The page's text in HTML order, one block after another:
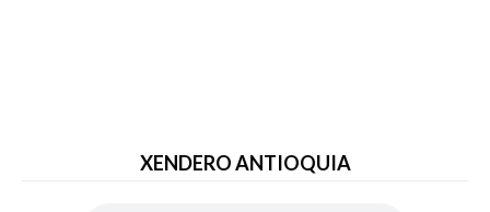
XENDERO ANTIOQUIA